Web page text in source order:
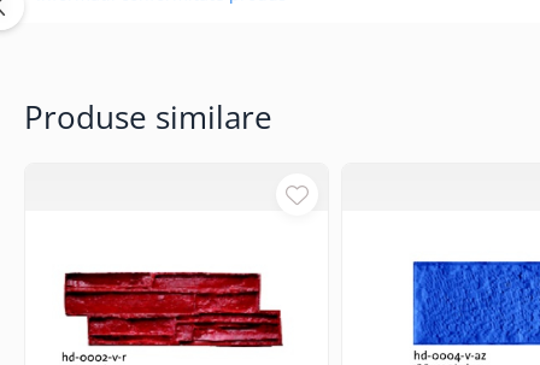
Finisoare beton/accesorii
poliuretanica
Produse similare